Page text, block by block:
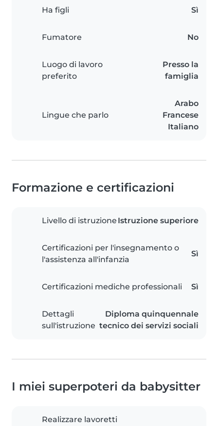
Ha figli Sì
Fumatore No
Luogo di lavoro
preferito
Presso la
famiglia
Lingue che parlo
Arabo
Francese
Italiano
Formazione e certificazioni
Livello di istruzione Istruzione superiore
Certificazioni per l'insegnamento o
l'assistenza all'infanzia
Sì
Certificazioni mediche professionali Sì
Dettagli
sull'istruzione
Diploma quinquennale
tecnico dei servizi sociali
I miei superpoteri da babysitter
Realizzare lavoretti